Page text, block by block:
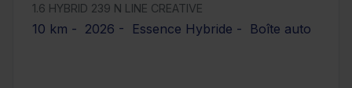
1.6 HYBRID 239 N LINE CREATIVE
10 km - 2026 - Essence Hybride - Boîte auto